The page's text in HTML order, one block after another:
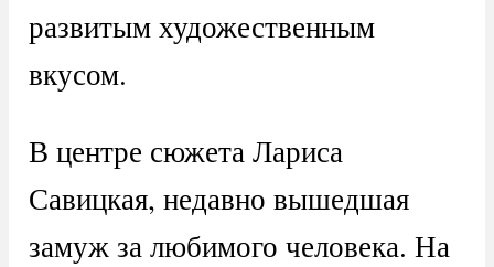
развитым художественным
вкусом.
В центре сюжета Лариса
Савицкая, недавно вышедшая
замуж за любимого человека. На